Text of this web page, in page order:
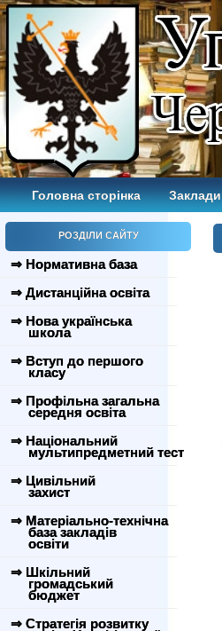
Головна сторінка Заклади
РОЗДІЛИ САЙТУ
⇒ Нормативна база
⇒ Дистанційна освіта
⇒ Нова українська
школа
⇒ Вступ до першого
класу
⇒ Профільна загальна
середня освіта
⇒ Національний
мультипредметний тест
⇒ Цивільний
захист
⇒ Матеріально-технічна
база закладів
освіти
⇒ Шкільний
громадський
бюджет
⇒ Стратегія розвитку